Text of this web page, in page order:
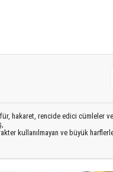
hakaret, rencide edici cümleler
kullanılmayan ve büyük